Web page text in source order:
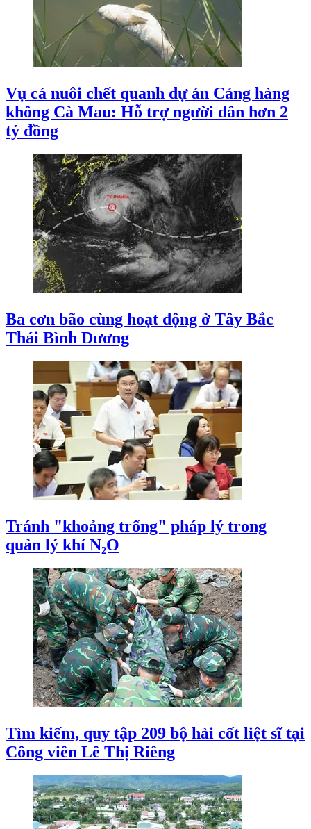
Vụ cá nuôi chết quanh dự án Cảng hàng
không Cà Mau: Hỗ trợ người dân hơn 2
tỷ đồng
Ba cơn bão cùng hoạt động ở Tây Bắc
Thái Bình Dương
Tránh "khoảng trống" pháp lý trong
quản lý khí N₂O
Tìm kiếm, quy tập 209 bộ hài cốt liệt sĩ tại
Công viên Lê Thị Riêng